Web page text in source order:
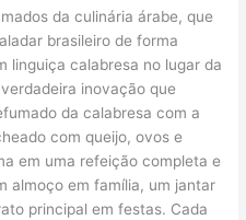
da culinária árabe, que
brasileiro de forma
linguiça calabresa no lugar da
inovação que
da calabresa com a
com queijo, ovos e
em uma refeição completa e
almoço em família, um jantar
principal em festas. Cada